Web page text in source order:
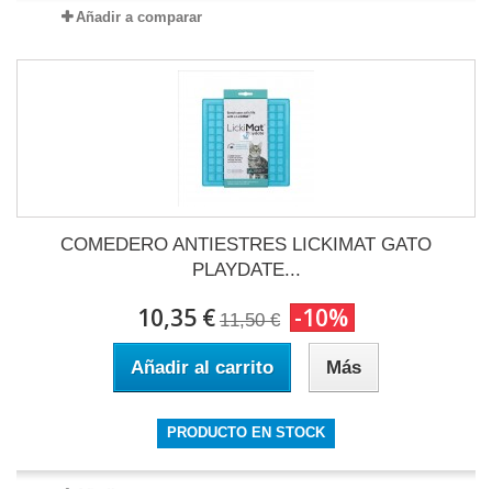
Añadir a comparar
COMEDERO ANTIESTRES LICKIMAT GATO
PLAYDATE...
10,35 € 11,50 € -10%
Añadir al carrito Más
PRODUCTO EN STOCK